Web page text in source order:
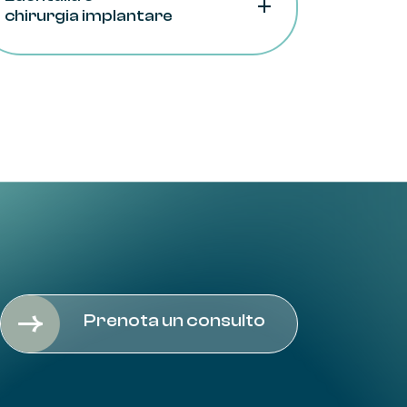
chirurgia implantare
ripristinare le corrette funzioni
più denti mancanti.
Il vantaggio di questa procedura è quello
disalvaguardarei denti residui
evitando di dover riabilitare con ponti
Prenota un consulto